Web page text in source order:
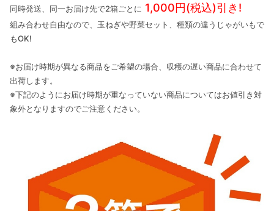
同時発送、同一お届け先で2箱ごとに 1,000円(税込)引き!
組み合わせ自由なので、玉ねぎや野菜セット、種類の違うじゃがいもで
もOK!
※お届け時期が異なる商品をご希望の場合、収穫の遅い商品に合わせて
出荷します。
※下記のようにお届け時期が重なっていない商品についてはお値引き対
象外となりますのでご注意ください。